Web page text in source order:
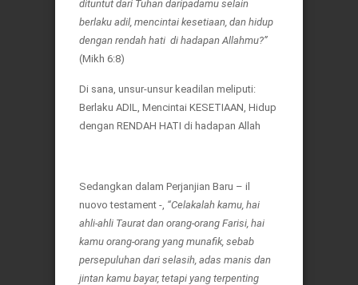
dituntut dari Tuhan daripadamu selain
berlaku adil, mencintai kesetiaan, dan hidup
dengan rendah hati di hadapan Allahmu?”
(Mikh 6:8)
Di sana, unsur-unsur keadilan meliputi:
Berlaku ADIL, Mencintai KESETIAAN, Hidup
dengan RENDAH HATI di hadapan Allah
Sedangkan dalam Perjanjian Baru – il
nuovo testament -, “Celakalah kamu, hai
ahli-ahli Taurat dan orang-orang Farisi, hai
kamu orang-orang yang munafik, sebab
persepuluhan dari selasih, adas manis dan
jintan kamu bayar, tetapi yang terpenting